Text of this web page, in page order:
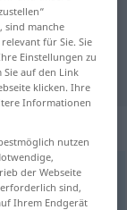
sind manche
für Sie. Sie
Einstellungen zu
auf den Link
klicken. Ihre
Informationen
nutzen
der Webseite
sind,
Ihrem Endgerät